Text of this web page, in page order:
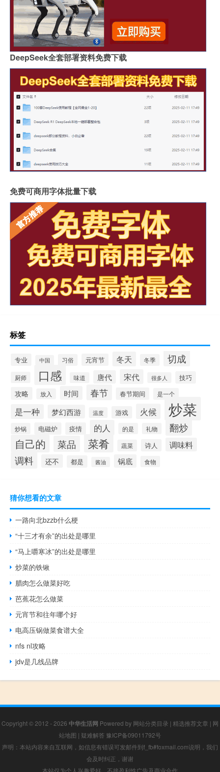
DeepSeek全套部署资料免费下载
免费可商用字体批量下载
标签
专业 中国 习俗 元宵节 冬天 冬季 切成
厨师 口感 味道 唐代 宋代 很多人 技巧
攻略 放入 时间 春节 春节期间 是一个
是一种 梦幻西游 温度 游戏 火候 炒菜
炒锅 电磁炉 疫情 的人 的是 礼物 翻炒
自己的 菜品 菜肴 蔬菜 诗人 调味料
调料 还不 都是 酱油 锅底 食物
猜你想看的文章
一路向北bzzb什么梗
“十三才有余”的出处是哪里
“马上嚼寒冰”的出处是哪里
炒菜的铁锹
腊肉怎么做菜好吃
芭蕉花怎么做菜
元宵节和往年哪个好
电高压锅做菜食谱大全
nfs nl攻略
jdv是几线品牌
Copyright © 2012 - 2026 中华生活网 Powered by 网站分类目录 | 精选推荐文章 | 网
站地图 | 疑难解答 豫ICP备09011792号
声明：本站内容来自互联网，如信息有错误可发邮件到f_fb#foxmail.com说明，我们
会及时纠正，谢谢